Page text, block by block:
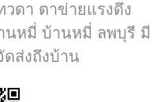
วดา ตาข่ายแรงดึง
นหมี่ บ้านหมี่ ลพบุรี มี
ส่งถึงบ้าน